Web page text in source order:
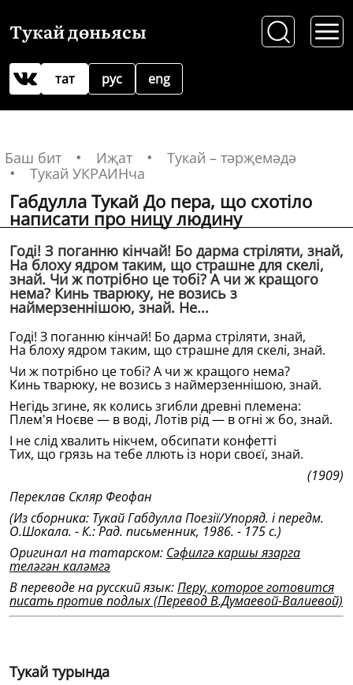
Тукай дөньясы
рус
тат eng
Баш бит Иҗат
Тукай – тәрҗемәдә
Тукай УКРАИНча
Габдулла Тукай До пера, що схотiло
написати про ницу людину
Годi! З поганню кiнчай! Бо дарма стрiляти, знай,
На блоху ядром таким, що страшне для скелi,
знай. Чи ж потрiбно це тобi? А чи ж кращого
нема? Кинь тварюку, не возись з
наймерзеннiшою, знай. Не...
Годi! З поганню кiнчай! Бо дарма стрiляти, знай,
На блоху ядром таким, що страшне для скелi, знай.
Чи ж потрiбно це тобi? А чи ж кращого нема?
Кинь тварюку, не возись з наймерзеннiшою, знай.
Негiдь згине, як колись згибли древнi племена:
Плем'я Ноєве — в водi, Лотiв рiд — в огнi ж бо, знай.
I не слiд хвалить нiкчем, обсипати конфеттi
Тих, що грязь на тебе ллють iз нори своєï, знай.
(1909)
Переклав Скляр Феофан
(Из сборника: Тукай Габдулла Поезiï/Упоряд. i передм.
О.Шокала. - К.: Рад. письменник, 1986. - 175 с.)
Оригинал на татарском: Сәфилгә каршы язарга
теләгән каләмгә
В переводе на русский язык:Перу, которое готовится
писать против подлых (Перевод В.Думаевой-Валиевой)
Тукай турында